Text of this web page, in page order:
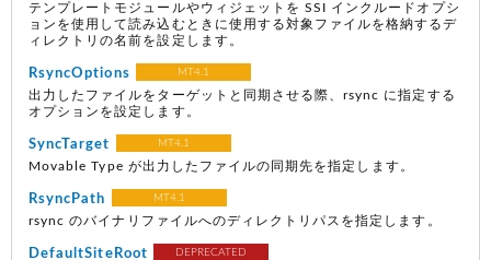
テンプレートモジュールやウィジェットを SSI インクルードオプシ
ョンを使用して読み込むときに使用する対象ファイルを格納するデ
ィレクトリの名前を設定します。
RsyncOptions MT4.1
出力したファイルをターゲットと同期させる際、rsync に指定する
オプションを設定します。
SyncTarget MT4.1
Movable Type が出力したファイルの同期先を指定します。
RsyncPath MT4.1
rsync のバイナリファイルへのディレクトリパスを指定します。
DefaultSiteRoot DEPRECATED